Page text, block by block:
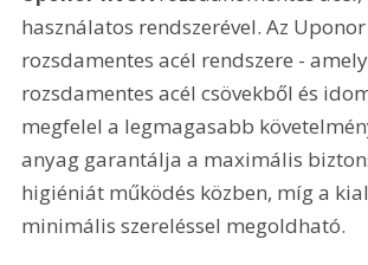
használatos rendszerével. Az
rozsdamentes acél rendszere - amely
rozsdamentes acél csövekből és
megfelel a legmagasabb
anyag garantálja a maximális
higiéniát működés közben, míg a
minimális szereléssel megoldható.